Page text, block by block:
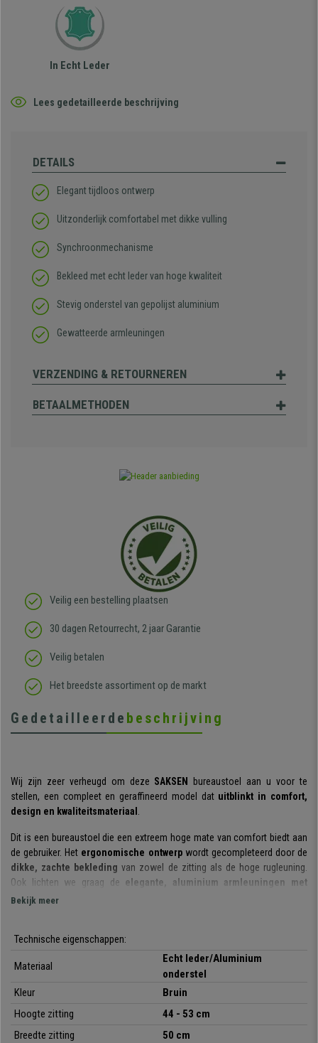
In Echt Leder
Lees gedetailleerde beschrijving
DETAILS
Elegant tijdloos ontwerp
Uitzonderlijk comfortabel met dikke vulling
Synchroonmechanisme
Bekleed met echt leder van hoge kwaliteit
Stevig onderstel van gepolijst aluminium
Gewatteerde armleuningen
VERZENDING & RETOURNEREN
BETAALMETHODEN
Veilig een bestelling plaatsen
30 dagen Retourrecht, 2 jaar Garantie
Veilig betalen
Het breedste assortiment op de markt
Gedetailleerde beschrijving
Wij zijn zeer verheugd om deze SAKSEN
bureaustoel aan u voor te
stellen, een compleet en geraffineerd model dat uitblinkt in comfort,
design en kwaliteitsmateriaal .
Dit is een bureaustoel die een extreem hoge mate van comfort biedt aan
de gebruiker. Het ergonomische ontwerpwordt gecompleteerd door de
dikke, zachte bekleding van zowel de zitting als de hoge rugleuning.
Ook lichten we graag de elegante, aluminium armleuningen met
lederen inzetstukken
De stoel is ook uitgerust met een
dat in 5 verschillende standen vergrendelbaar is. Met dit
systeem kunt u uw rug strekken en de spanning verlichten die tijdens
van het achterover kantelen van de rugleuning aan te passen.
gebruik van 8 uur per dag
waardoor hij ideaal is voor lange, intensieve
Bekijk meer
Technische eigenschappen:
Materiaal
Echt leder/Aluminium
onderstel
Kleur
Bruin
Hoogte zitting
44 - 53 cm
Breedte zitting
50 cm